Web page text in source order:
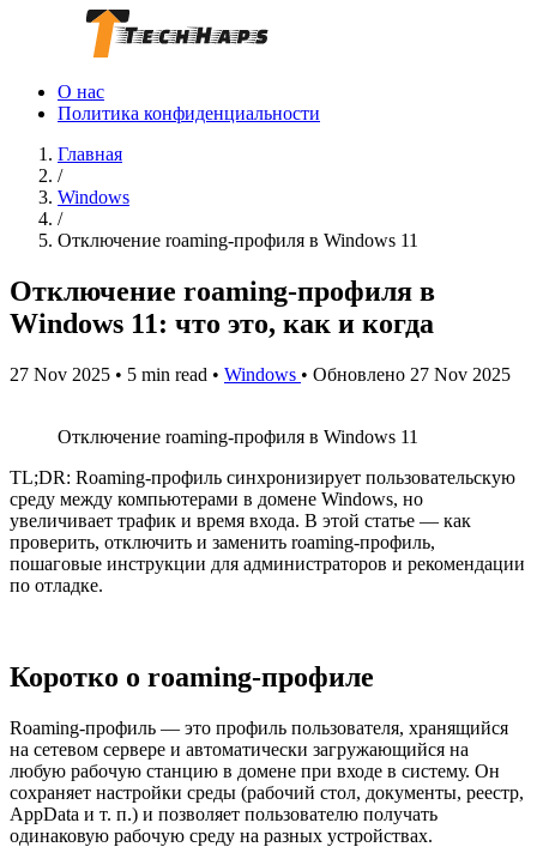
О нас
Политика конфиденциальности
Главная
/
Windows
/
Отключение roaming‑профиля в Windows 11
Отключение roaming‑профиля в
Windows 11: что это, как и когда
27 Nov 2025 • 5 min read • Windows • Обновлено 27 Nov 2025
Отключение roaming‑профиля в Windows 11
TL;DR: Roaming‑профиль синхронизирует пользовательскую
среду между компьютерами в домене Windows, но
увеличивает трафик и время входа. В этой статье — как
проверить, отключить и заменить roaming‑профиль,
пошаговые инструкции для администраторов и рекомендации
по отладке.
Коротко о roaming‑профиле
Roaming‑профиль — это профиль пользователя, хранящийся
на сетевом сервере и автоматически загружающийся на
любую рабочую станцию в домене при входе в систему. Он
сохраняет настройки среды (рабочий стол, документы, реестр,
AppData и т. п.) и позволяет пользователю получать
одинаковую рабочую среду на разных устройствах.